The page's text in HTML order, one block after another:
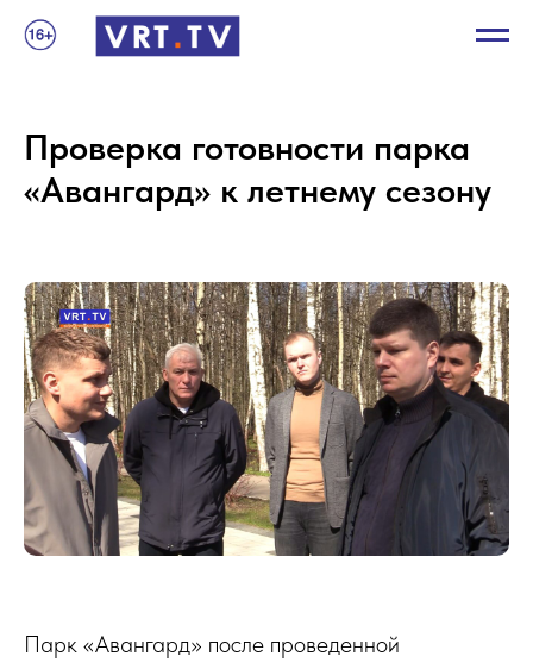
Проверка готовности парка
«Авангард» к летнему сезону
Парк «Авангард» после проведенной